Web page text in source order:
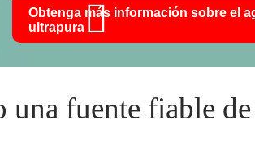
Obtenga más información sobre el
ultrapura
fuente fiable